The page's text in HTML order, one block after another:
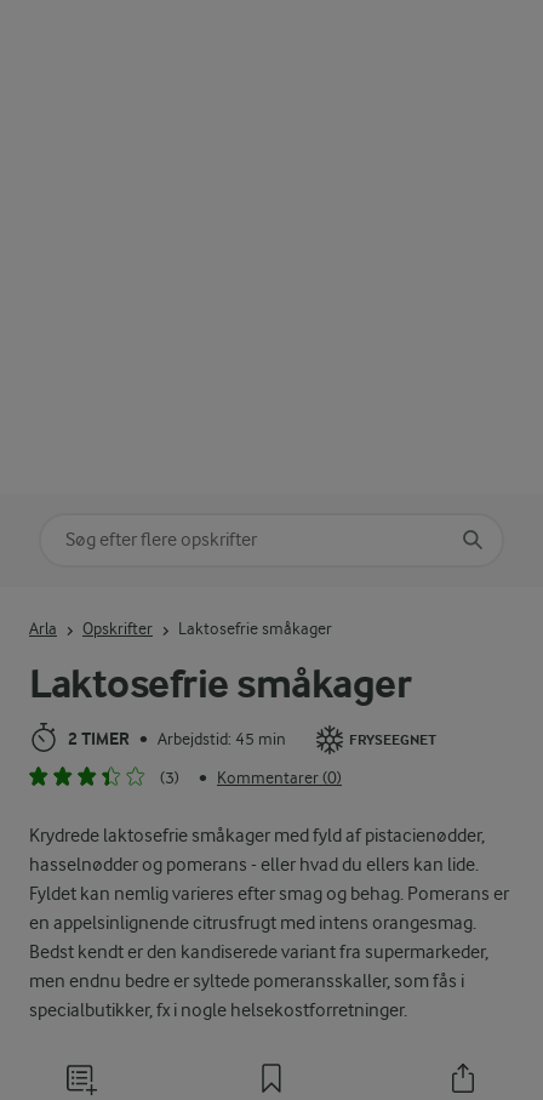
Laktosefrie småkager
2 TIMER • Arbejdstid: 45 min FRYSEEGNET
(3) • Kommentarer (0)
Krydrede laktosefrie småkager med fyld af pistacienødder,
hasselnødder og pomerans - eller hvad du ellers kan lide.
Fyldet kan nemlig varieres efter smag og behag. Pomerans er
en appelsinlignende citrusfrugt med intens orangesmag.
Bedst kendt er den kandiserede variant fra supermarkeder,
men endnu bedre er syltede pomeransskaller, som fås i
specialbutikker, fx i nogle helsekostforretninger.
Arla Opskrifter Laktosefrie småkager
Søg på kategori